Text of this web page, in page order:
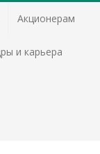
Акционерам
и карьера